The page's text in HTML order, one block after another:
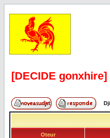
[DECIDE
Oteur